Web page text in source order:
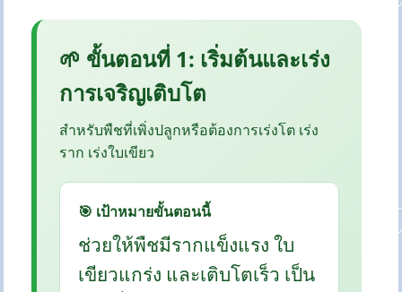
🌱 ขั้นตอนที่ 1: เริ่มต้นและเร่ง
การเจริญเติบโต
สำหรับพืชที่เพิ่งปลูกหรือต้องการเร่งโต เร่ง
ราก เร่งใบเขียว
🎯 เป้าหมายขั้นตอนนี้
ช่วยให้พืชมีรากแข็งแรง ใบ
เขียวแกร่ง และเติบโตเร็ว เป็น